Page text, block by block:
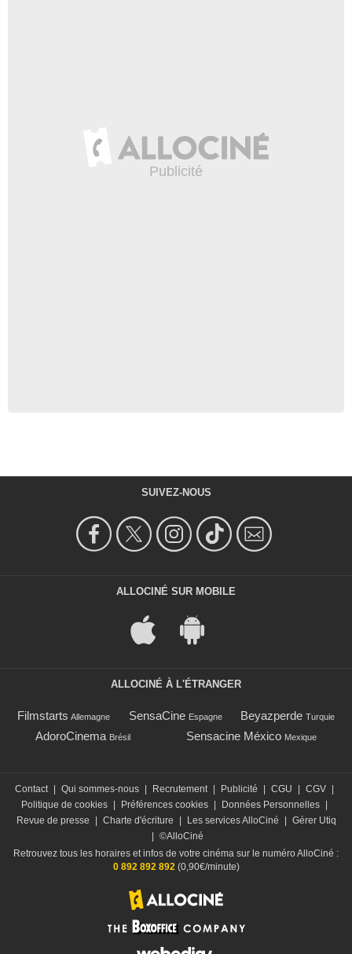
SUIVEZ-NOUS
ALLOCINÉ SUR MOBILE
ALLOCINÉ À L'ÉTRANGER
Filmstarts Allemagne SensaCine Espagne Beyazperde Turquie
AdoroCinema Brésil Sensacine México Mexique
Contact Qui sommes-nous Recrutement Publicité CGU CGV
Politique de cookies
Préférences cookies Données Personnelles
Revue de presse
Charte d'écriture Les services AlloCiné
Gérer Utiq
©AlloCiné
Retrouvez tous les horaires et infos de votre cinéma sur le numéro AlloCiné :
0 892 892 892(0,90€/minute)